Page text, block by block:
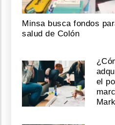
Minsa busca fondos
salud de Colón
el